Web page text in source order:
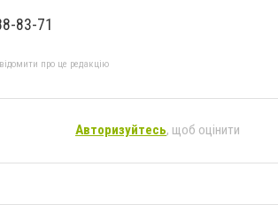
83-71
про це редакцію
Авторизуйтесь, щоб оцінити